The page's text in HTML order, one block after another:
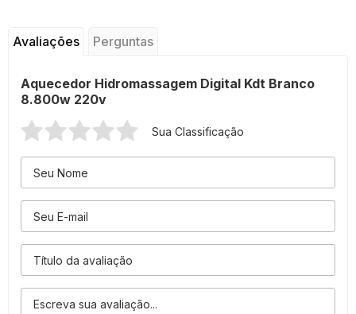
Avaliações Perguntas
Aquecedor Hidromassagem Digital Kdt Branco
8.800w 220v
Sua Classificação